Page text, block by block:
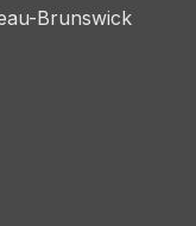
Brunswick